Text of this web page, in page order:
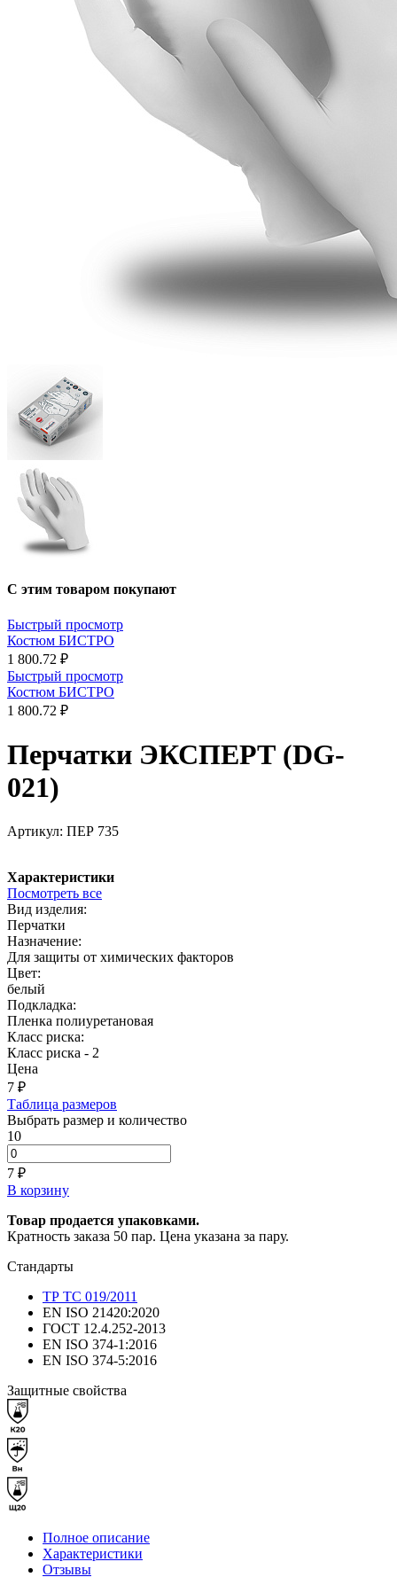
С этим товаром покупают
Быстрый просмотр
Костюм БИСТРО
1 800.72 ₽
Быстрый просмотр
Костюм БИСТРО
1 800.72 ₽
Перчатки ЭКСПЕРТ (DG-
021)
Артикул: ПЕР 735
Характеристики
Посмотреть все
Вид изделия:
Перчатки
Назначение:
Для защиты от химических факторов
Цвет:
белый
Подкладка:
Пленка полиуретановая
Класс риска:
Класс риска - 2
Цена
7 ₽
Таблица размеров
Выбрать размер и количество
10
7 ₽
В корзину
Товар продается упаковками.
Кратность заказа 50 пар. Цена указана за пару.
Стандарты
ТР ТС 019/2011
EN ISO 21420:2020
ГОСТ 12.4.252-2013
EN ISO 374-1:2016
EN ISO 374-5:2016
Защитные свойства
Полное описание
Характеристики
Отзывы